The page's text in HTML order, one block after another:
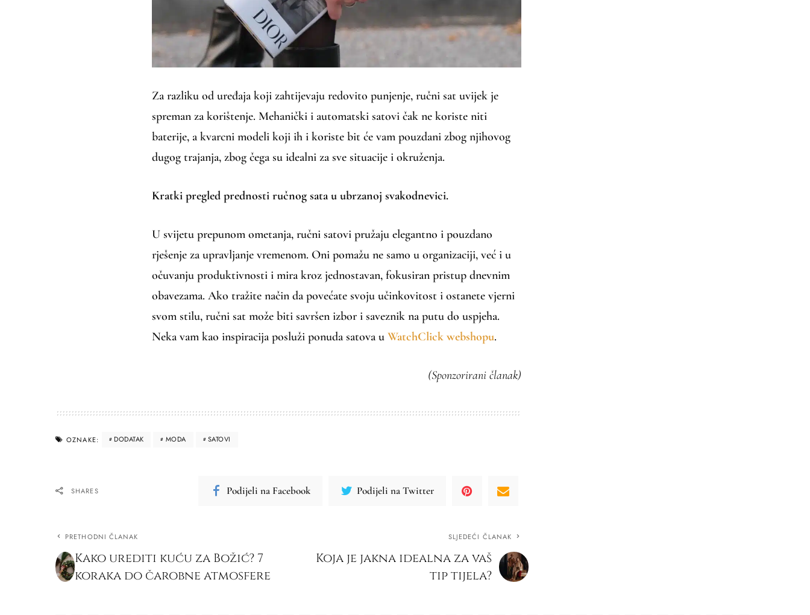
Za razliku od uređaja koji zahtijevaju redovito punjenje, ručni sat uvijek je
spreman za korištenje. Mehanički i automatski satovi čak ne koriste niti
baterije, a kvarcni modeli koji ih i koriste bit će vam pouzdani zbog njihovog
dugog trajanja, zbog čega su idealni za sve situacije i okruženja.
Kratki pregled prednosti ručnog sata u ubrzanoj svakodnevici.
U svijetu prepunom ometanja, ručni satovi pružaju elegantno i pouzdano
rješenje za upravljanje vremenom. Oni pomažu ne samo u organizaciji, već i u
očuvanju produktivnosti i mira kroz jednostavan, fokusiran pristup dnevnim
obavezama. Ako tražite način da povećate svoju učinkovitost i ostanete vjerni
svom stilu, ručni sat može biti savršen izbor i saveznik na putu do uspjeha.
Neka vam kao inspiracija posluži ponuda satova u WatchClick webshopu.
(Sponzorirani članak)
OZNAKE: DODATAK MODA SATOVI
SHARES Podijeli na Facebook Podijeli na Twitter
PRETHODNI ČLANAK
Kako urediti kuću za Božić? 7
koraka do čarobne atmosfere
SLJEDEĆI ČLANAK
Koja je jakna idealna za vaš
tip tijela?